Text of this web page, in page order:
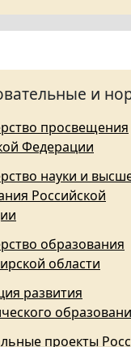
и
просвещения
Федерации
науки и
Российской
образования
области
развития
проекты